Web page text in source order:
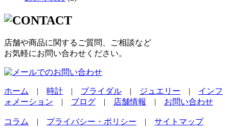
店舗や商品に関するご質問、ご相談など
お気軽にお問い合わせください。
ホーム | 時計 | ブライダル | ジュエリー | インフ
ォメーション | ブログ | 店舗情報 | お問い合わせ
コラム | プライバシー・ポリシー | サイトマップ